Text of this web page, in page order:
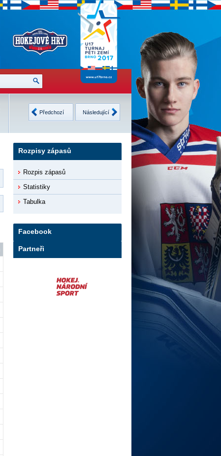
Česko
2
USA
Neděle
12.2.2017
Finsko
Švédsko
9 • Detaily
Předchozí Následující
Rozpisy zápasů
Rozpis zápasů
Statistiky
Tabulka
Facebook
Partneři